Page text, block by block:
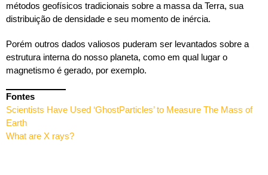
métodos geofísicos tradicionais sobre a massa da Terra, sua
distribuição de densidade e seu momento de inércia.
Porém outros dados valiosos puderam ser levantados sobre a
estrutura interna do nosso planeta, como em qual lugar o
magnetismo é gerado, por exemplo.
Fontes
Scientists Have Used ‘GhostParticles’ to Measure The Mass of
Earth
What are X rays?